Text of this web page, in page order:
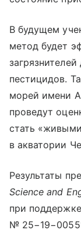
В будущем
метод будет
пестицидов.
морей имени
проведут
стать
в акватории
Результаты
Science and
при
№